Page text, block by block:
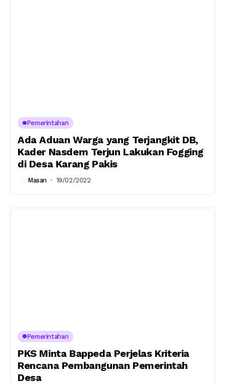
Pemerintahan
Ada Aduan Warga yang Terjangkit DB,
Kader Nasdem Terjun Lakukan Fogging
di Desa Karang Pakis
Masan 19/02/2022
Pemerintahan
PKS Minta Bappeda Perjelas Kriteria
Rencana Pembangunan Pemerintah
Desa